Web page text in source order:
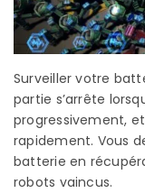
Surveiller votre
partie s’arrête
progressivement,
rapidement. Vous
batterie en
robots vaincus.